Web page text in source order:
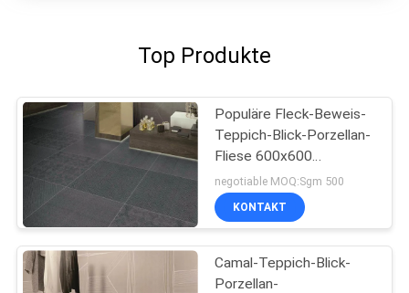
Top Produkte
Populäre Fleck-Beweis-
Teppich-Blick-Porzellan-
Fliese 600x600
Millimeter Frost
beständig
negotiable MOQ:Sgm 500
KONTAKT
Camal-Teppich-Blick-
Porzellan-